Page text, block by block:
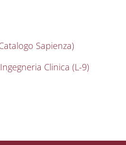
Sapienza)
Clinica (L-9)